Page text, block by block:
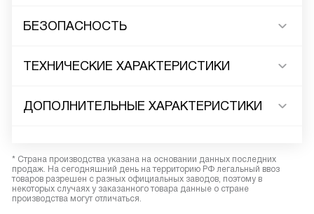
БЕЗОПАСНОСТЬ
ТЕХНИЧЕСКИЕ ХАРАКТЕРИСТИКИ
ДОПОЛНИТЕЛЬНЫЕ ХАРАКТЕРИСТИКИ
* Страна производства указана на основании данных последних
продаж. На сегодняшний день на территорию РФ легальный ввоз
товаров разрешен с разных официальных заводов, поэтому в
некоторых случаях у заказанного товара данные о стране
производства могут отличаться.